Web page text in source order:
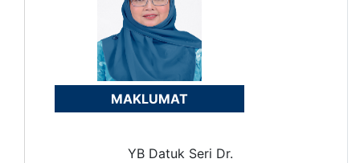
MAKLUMAT
YB Datuk Seri Dr.